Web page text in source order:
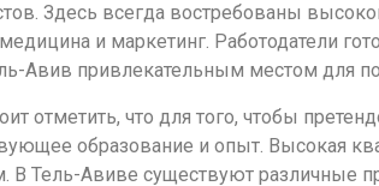
Здесь всегда востребованы
и маркетинг. Работодатели
Авив привлекательным местом для
отметить, что для того, чтобы
образование и опыт. Высокая
В Тель-Авиве существуют различные